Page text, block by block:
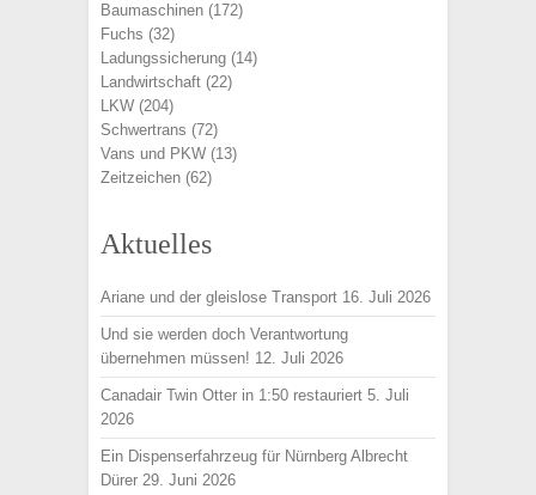
Baumaschinen (172)
Fuchs (32)
Ladungssicherung (14)
Landwirtschaft (22)
LKW (204)
Schwertrans (72)
Vans und PKW (13)
Zeitzeichen (62)
Aktuelles
Ariane und der gleislose Transport 16. Juli 2026
Und sie werden doch Verantwortung
übernehmen müssen! 12. Juli 2026
Canadair Twin Otter in 1:50 restauriert 5. Juli
2026
Ein Dispenserfahrzeug für Nürnberg Albrecht
Dürer 29. Juni 2026